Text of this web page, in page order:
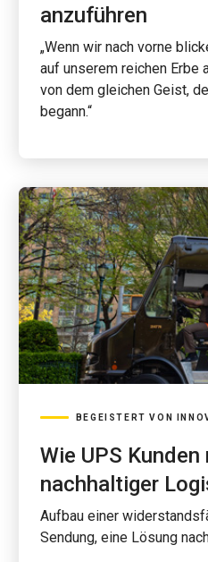
anzuführen
„Wenn wir nach vorne
auf unserem reichen Erbe
von dem gleichen Geist,
begann.“
BEGEISTERT VON
Wie UPS Kunden
nachhaltiger
Aufbau einer
Sendung, eine Lösung